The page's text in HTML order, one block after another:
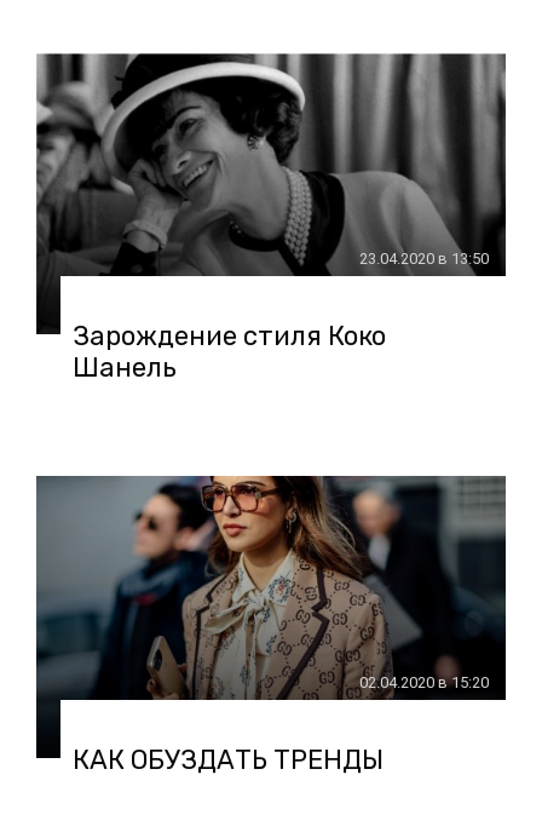
23.04.2020 в 13:50
Зарождение стиля Коко
Шанель
02.04.2020 в 15:20
КАК ОБУЗДАТЬ ТРЕНДЫ